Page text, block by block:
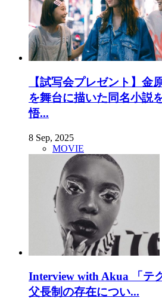
【試写会プレゼント】金
を舞台に描いた同名小説
悟...
8 Sep, 2025
MOVIE
Interview with Akua 「テ
父長制の存在につい...